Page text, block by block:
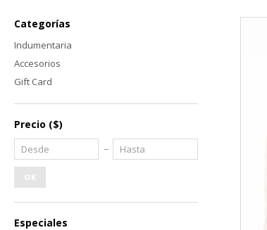
Categorías
Indumentaria
Accesorios
Gift Card
Precio ($)
OK
Especiales